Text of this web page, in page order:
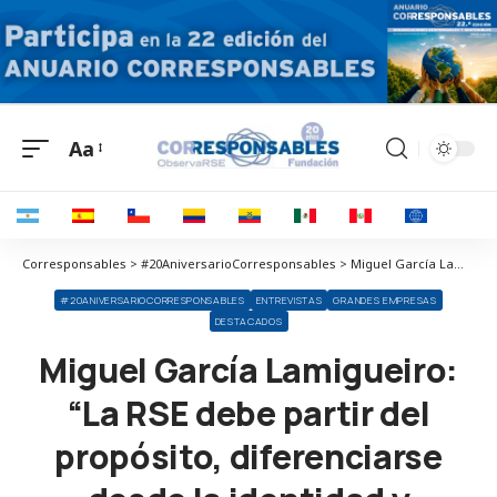
Aa
Corresponsables > #20AniversarioCorresponsables > Miguel García Lamigueiro: “La RSE debe partir del propósito, diferenciarse desde la identidad y medirse con datos”
#20ANIVERSARIOCORRESPONSABLES ENTREVISTAS
GRANDES EMPRESAS
DESTACADOS
Miguel García Lamigueiro:
“La RSE debe partir del
propósito, diferenciarse